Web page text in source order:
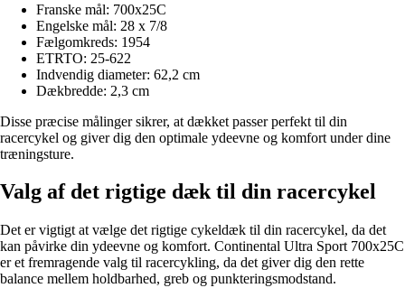
Franske mål: 700x25C
Engelske mål: 28 x 7/8
Fælgomkreds: 1954
ETRTO: 25-622
Indvendig diameter: 62,2 cm
Dækbredde: 2,3 cm
Disse præcise målinger sikrer, at dækket passer perfekt til din
racercykel og giver dig den optimale ydeevne og komfort under dine
træningsture.
Valg af det rigtige dæk til din racercykel
Det er vigtigt at vælge det rigtige cykeldæk til din racercykel, da det
kan påvirke din ydeevne og komfort. Continental Ultra Sport 700x25C
er et fremragende valg til racercykling, da det giver dig den rette
balance mellem holdbarhed, greb og punkteringsmodstand.